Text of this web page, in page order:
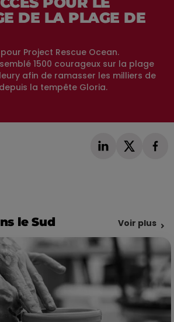
DE LA PLAGE DE
Project Rescue Ocean.
1500 courageux sur la plage
afin de ramasser les milliers de
la tempête Gloria.
le Sud Voir plus